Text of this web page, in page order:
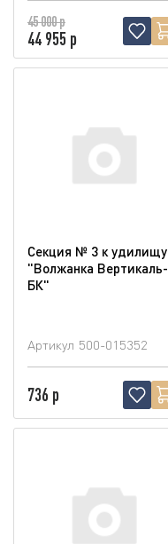
45 000 р
44 955 р
Секция № 3 к удилищу
"Волжанка Вертикаль-
БК"
Артикул 500-015352
736 р